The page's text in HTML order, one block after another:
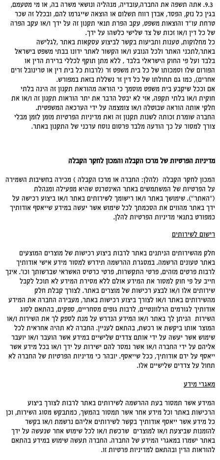
9.3. אתה תשפה את החברה,עובדיה, מנהליה ונושאי משרה בה, או מי מטעמם,
בגין כל נזק, הפסד, אבדן רווח תשלום או הוצאה שייגרמו להם, ובכלל זה שכר
טרחת עו"ד והוצאות משפט, עקב הפרת תנאי תקנון זה על ידך ו/או עקב הפרה
של כל דין ו/או זכות של צד שלישי כלשהו על ידך.
כל מחלוקות, טענות ותביעות בקשר לביצוע עסקאות באתר ,לגלישה
באתר,לתכני האתר ולכל הנובע ו/או הקשור לאתר ידונו בבתי משפט בישראל
בלבד ועל פי החוק הישראלי בלבד , ללא מתן תוקף לכללי ברירת הדין או
הפורום שלו וסמכותו של כל בית משפט זר (לרבות כל בית דין או טרינובל זרים
אחרים), כמו גם תחולתו של כל דין זר נשללת בזאת במפורש.
אם וככל שיקבע בית משפט מוסמך כי הוראה מהוראת תקנון זה הינה בלתי
חוקית ו/או בלתי תקפה, אזי לא יבטל הדבר את יתר הוראות תקנון זה ו/או את
חלקי אותה הוראה שבוטלה ו/או צומצמה על ידי הערכאה המשפטית.
החברה שומרת זכותה לשנות תקנון זה ואת מדיניות הפרטיות מזמן לזמן מבלי
צורך למסור על כך הודעה מלבד פרסום נוסח עדכני של התקנון באתר.
מדיניות הפרטיות של מרכז הקבלה והמכון לחקר הקבלה
המכון לחקר הקבלה (להלן: החברה או מרכז הקבלה ) מכירה בחשיבות השמירה
על הפרטיות של המשתמשים באתר האינטרנט שהיא מפעילה ומנהלת
("האתר"). שימושך באתר ו/או רישומך לשירותים באתר ו/או ביצוע רכישה על
ידך באתר מהווים את הסכמתך לכל שימוש אשר יעשה במידע שייאסף אודותיך
כמפורט בתנאי מדיניות הפרטיות להלן.
רישום לשירותים
חלק מהשירותים הניתנים באתר לרבות ביצוע רכישות של מוצרים המוצעים
באתר טעונים הרשמה. במסגרת ההרשמה תידרש למסור מידע אישי אודותיך
לרבות פרטים מזהים, פרטי התקשרות, פרטי כרטיס האשראי שברשותך וכו'. אינך
חייב על פי חוק למסור את המידע אולם ללא מסירת המידע לא תוכל לקבל
שירותים אלו ו/או לבצע רכישות של מוצרים באתר. לצורך קבלת חלק
מהשירותים באתר ו/או לצורך ביצוע רכישות באתר, מעבירה החברה את המידע
אודותיך לגורמים הרלוונטיים, לרבות גופים מסחריים, ספקים, בהתאם לסוג
השירות הניתן לך באתר ו/או המידע הנדרש על מנת לספק לך את השירות ו/או
המוצר אותו ביקשת או רכשת, בהתאם לעניין. החברה לא תהיה אחראית לכל
שימוש אשר יעשה על ידי אותם צדדים שלישיים במידע אשר הועבר ו/או יועבר
אליהם על ידי החברה ו/או אשר נמסר להם ישירות על ידך ו/או בכל מידע אשר
ייאסף על ידם אודותיך, ככל שייאסף. יובהר כי מדיניות הפרטיות של החברה לא
תחול על צדדים שלישיים אלו.
מאגרי מידע
המידע אשר תמסור בעת ההרשמה לשירותים באתר לרבות לצורך ביצוע
הרכישות באתר וכל מידע אחר אשר תמסור בהמשך, כמתבקש מסוג השירות, וכן
כל מידע אשר ייאסף אודותיך בקשר לשירותים אליהם נרשמת ו/או בקשר
להזמנות שביצעת ו/או למוצרים שרכשת ו/או לכל שימוש אחר שנעשה על ידך
באתר ישמרו במאגרי המידע של החברה. החברה תעשה שימוש במידע בהתאם
להוראות הדין ובהתאם למדיניות פרטיות זו.